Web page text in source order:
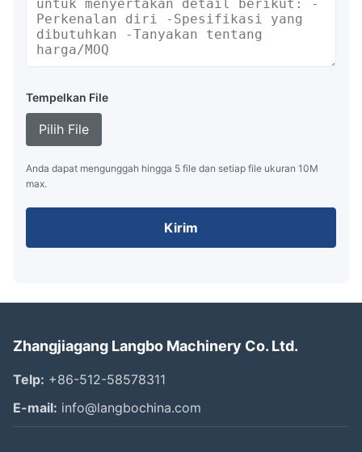
Tempelkan File
Pilih File
Anda dapat mengunggah hingga 5 file dan setiap file ukuran 10M
max.
Kirim
Zhangjiagang Langbo Machinery Co. Ltd.
Telp: +86-512-58578311
E-mail: info@langbochina.com